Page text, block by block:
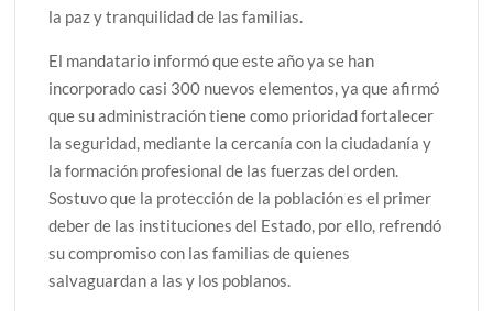
la paz y tranquilidad de las familias.
El mandatario informó que este año ya se han
incorporado casi 300 nuevos elementos, ya que afirmó
que su administración tiene como prioridad fortalecer
la seguridad, mediante la cercanía con la ciudadanía y
la formación profesional de las fuerzas del orden.
Sostuvo que la protección de la población es el primer
deber de las instituciones del Estado, por ello, refrendó
su compromiso con las familias de quienes
salvaguardan a las y los poblanos.